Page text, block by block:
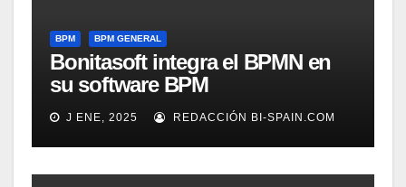
BPM BPM GENERAL
Bonitasoft integra el BPMN en
su software BPM
J ENE, 2025 REDACCIÓN BI-SPAIN.COM